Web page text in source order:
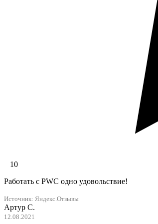
10
Работать с PWC одно удовольствие!
Источник: Яндекс.Отзывы
Артур С.
12.08.2021